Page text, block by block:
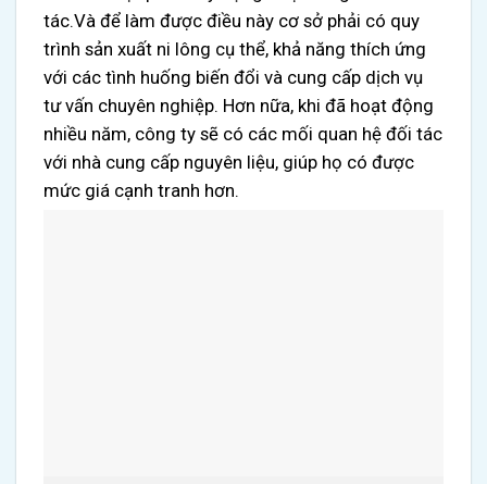
tác.Và để làm được điều này cơ sở phải có quy
trình sản xuất ni lông cụ thể, khả năng thích ứng
với các tình huống biến đổi và cung cấp dịch vụ
tư vấn chuyên nghiệp. Hơn nữa, khi đã hoạt động
nhiều năm, công ty sẽ có các mối quan hệ đối tác
với nhà cung cấp nguyên liệu, giúp họ có được
mức giá cạnh tranh hơn.